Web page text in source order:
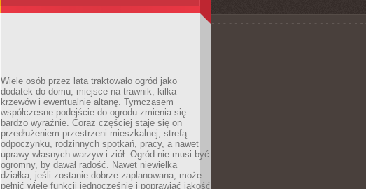
Wiele osób przez lata traktowało ogród jako
dodatek do domu, miejsce na trawnik, kilka
krzewów i ewentualnie altanę. Tymczasem
współczesne podejście do ogrodu zmienia się
bardzo wyraźnie. Coraz częściej staje się on
przedłużeniem przestrzeni mieszkalnej, strefą
odpoczynku, rodzinnych spotkań, pracy, a nawet
uprawy własnych warzyw i ziół. Ogród nie musi być
ogromny, by dawał radość. Nawet niewielka
działka, jeśli zostanie dobrze zaplanowana, może
pełnić wiele funkcji jednocześnie i poprawiać jakość